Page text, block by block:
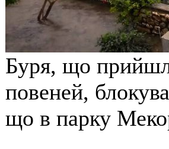
Буря, що
повеней,
що в парку